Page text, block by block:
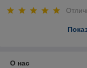
О нас